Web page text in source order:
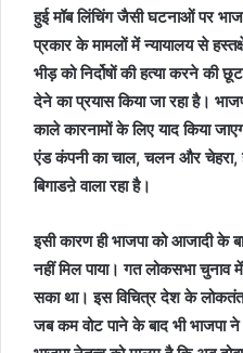
हुई मॉब लिंचिंग जैसी घटनाओं पर
प्रकार के मामलों में न्यायालय से
भीड़ को निर्दोषों की हत्या करने
देने का प्रयास किया जा रहा है।
काले कारनामों के लिए याद किया
एंड कंपनी का चाल, चलन और चेहरा,
बिगाडऩे वाला रहा है।
इसी कारण ही भाजपा को आजादी के
नहीं मिल पाया। गत लोकसभा चुनाव
सका था। इस विचित्र देश के
जब कम वोट पाने के बाद भी भाजपा ने